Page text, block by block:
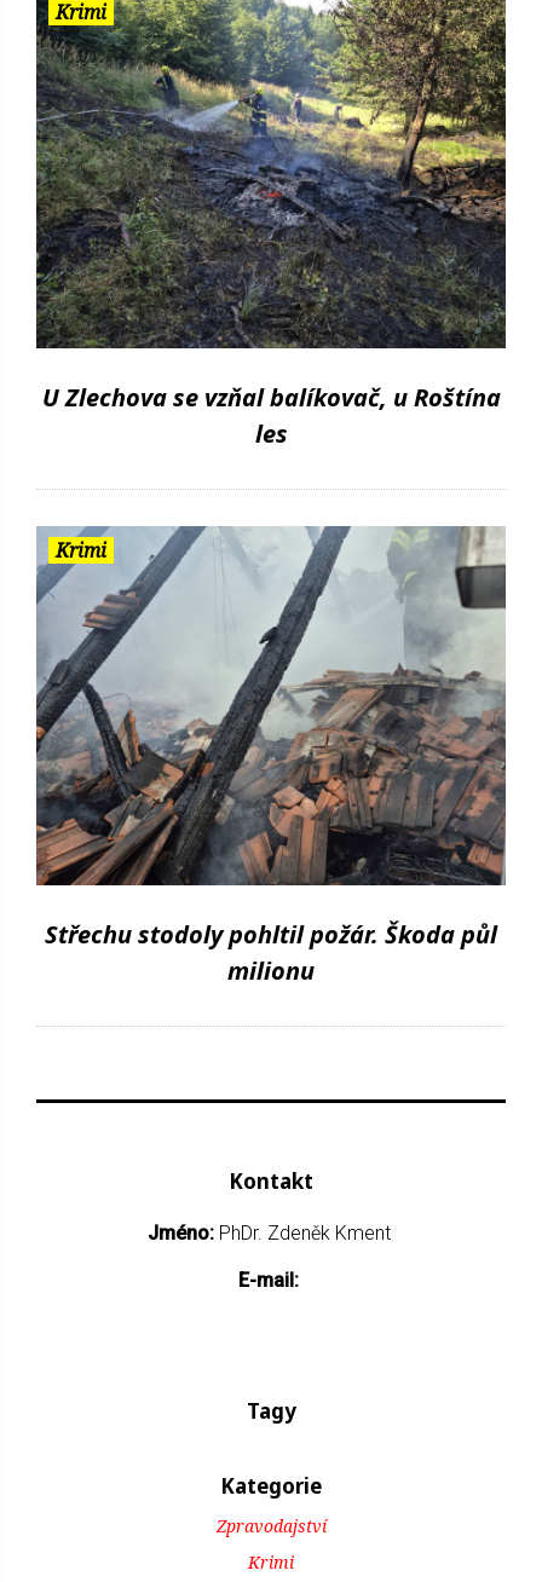
Krimi
U Zlechova se vzňal balíkovač, u Roštína
les
Krimi
Střechu stodoly pohltil požár. Škoda půl
milionu
Kontakt
Jméno: PhDr. Zdeněk Kment
E-mail:
Tagy
Kategorie
Zpravodajství
Krimi